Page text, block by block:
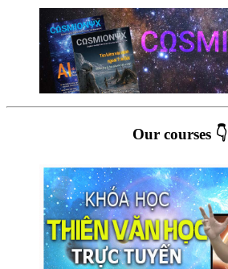
Our courses 👇